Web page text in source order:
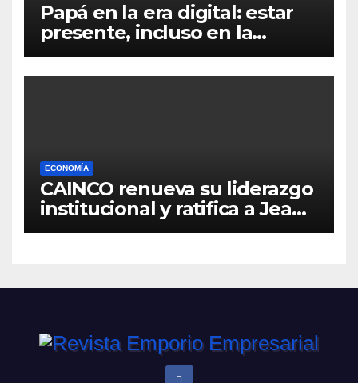
Papá en la era digital: estar
presente, incluso en la
distancia
ECONOMÍA
CAINCO renueva su liderazgo
institucional y ratifica a Jean
Pierre Antelo para una nueva